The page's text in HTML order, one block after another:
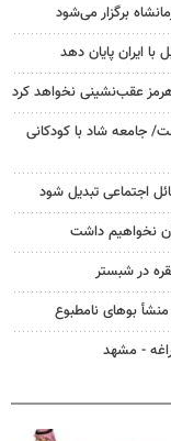
برگزار می‌شود
ایران پایان دهد
هرمز عقب‌نشینی نخواهد کرد
جامعه شاد با کودکانی
اجتماعی تبدیل شود
نخواهیم داشت
بوهای نامطبوع
- مشهد